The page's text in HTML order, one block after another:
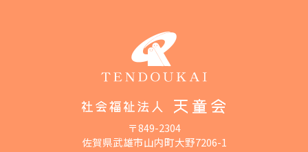
〒849-2304
佐賀県武雄市山内町大野7206-1